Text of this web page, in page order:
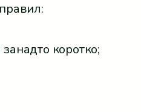
занадто коротко;